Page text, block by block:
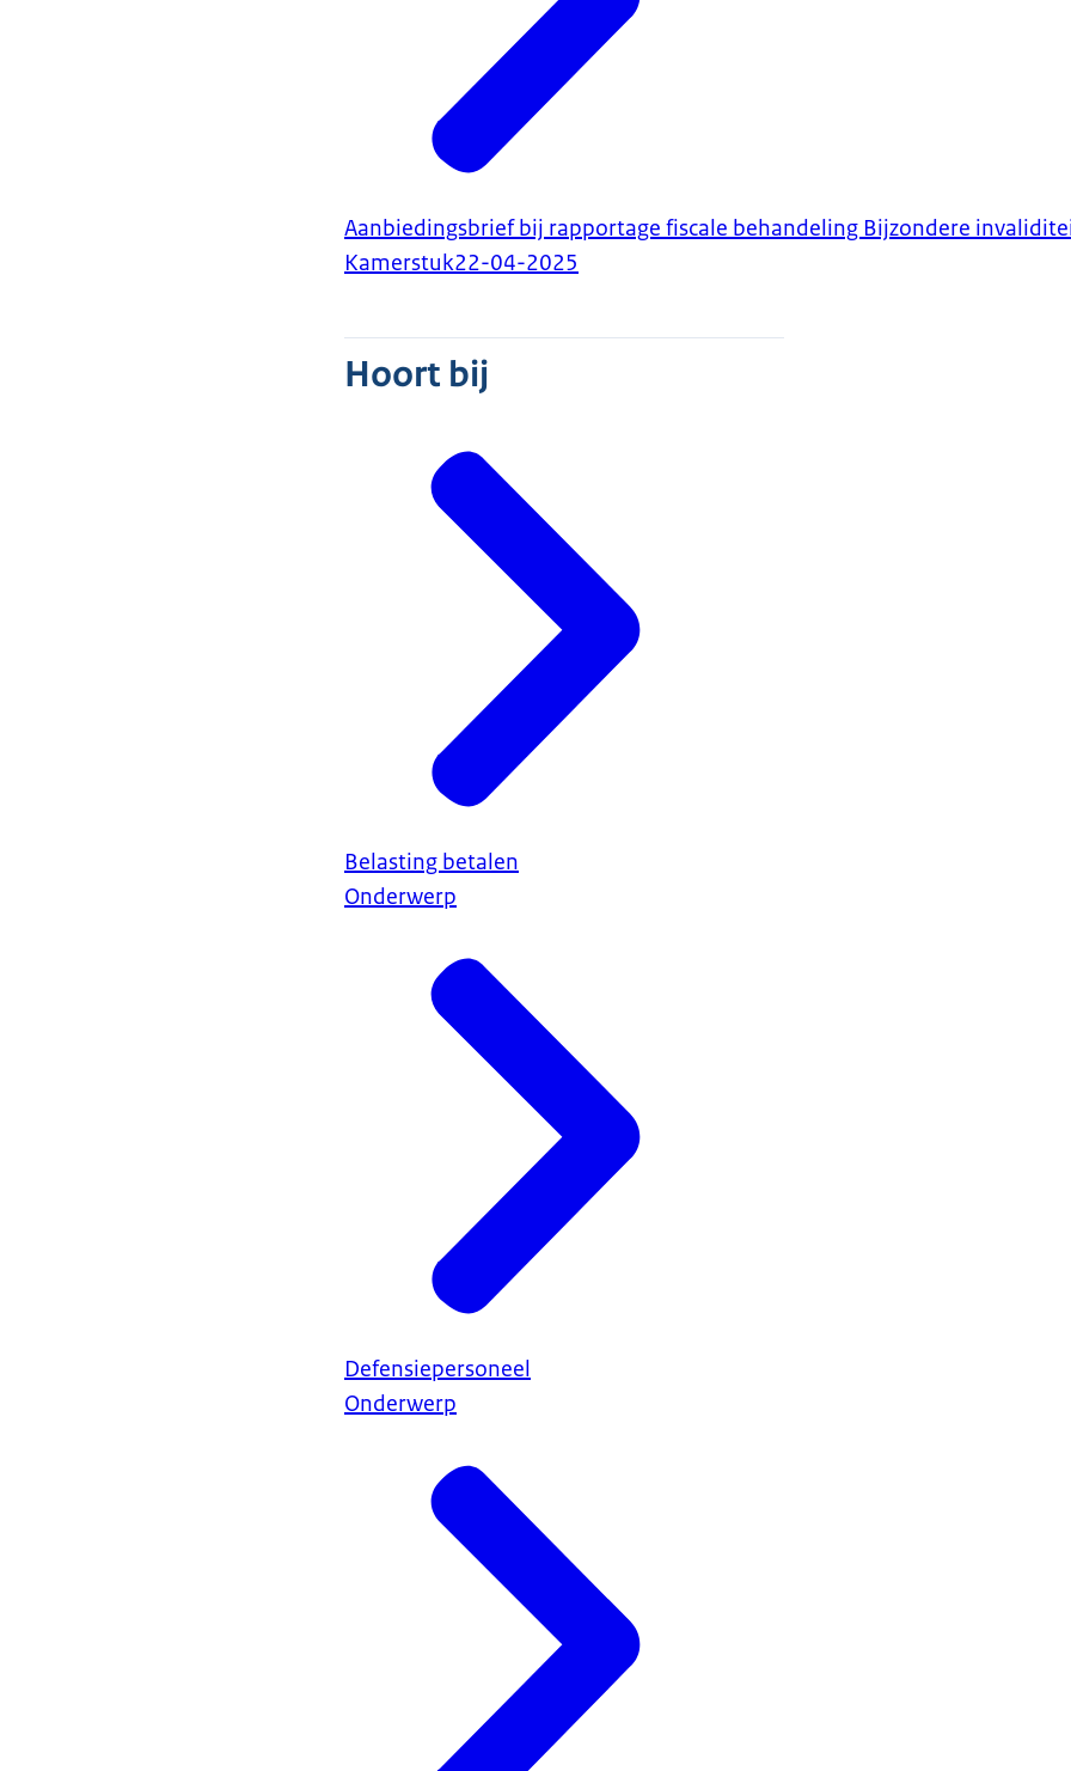
Aanbiedingsbrief bij rapportage fiscale behandeling Bijzondere
Kamerstuk22-04-2025
Hoort bij
Belasting betalen
Onderwerp
Defensiepersoneel
Onderwerp